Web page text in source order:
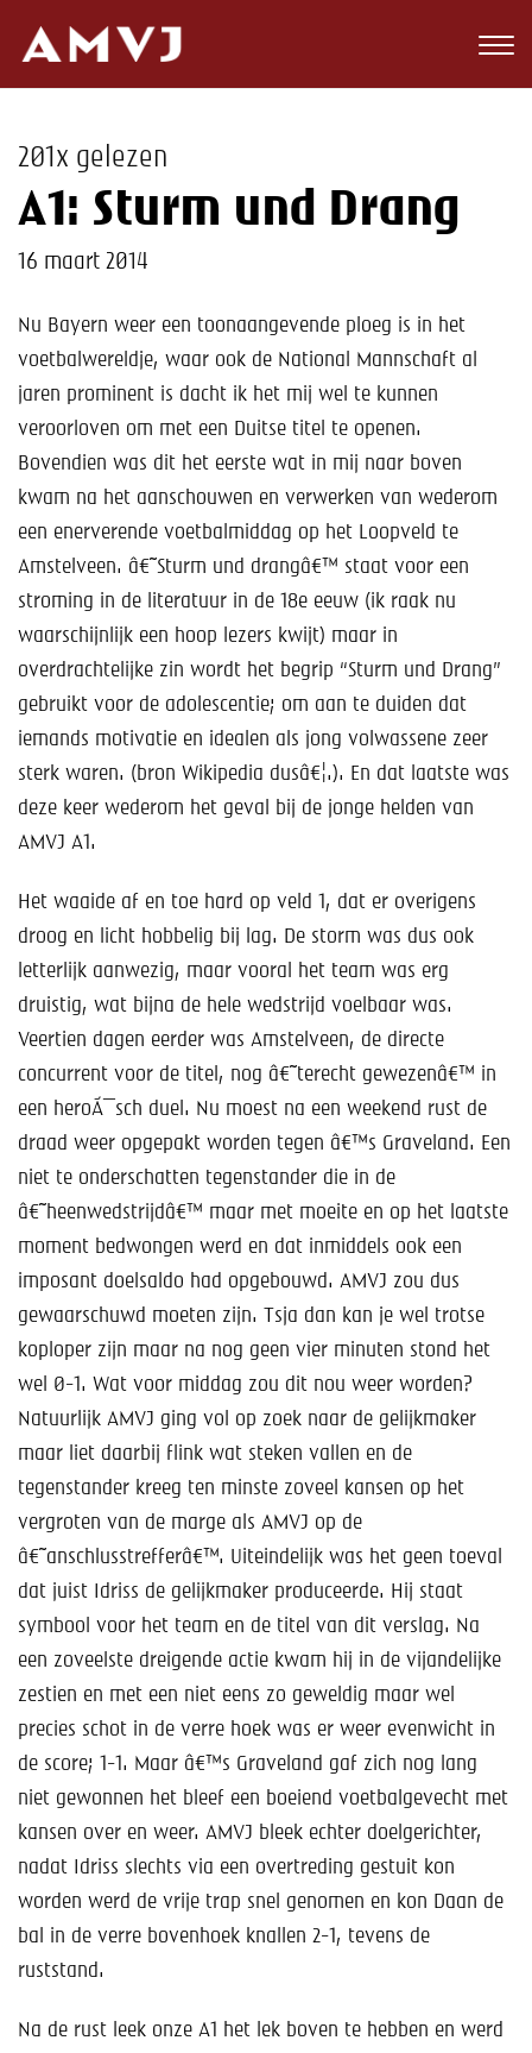
Wedstrijden
Jeugd
Toekomst
Kalender
Help mee!
Shop
Lid worden
Contact
201x gelezen
A1: Sturm und Drang
16 maart 2014
Nu Bayern weer een toonaangevende ploeg is in het
voetbalwereldje, waar ook de National Mannschaft al
jaren prominent is dacht ik het mij wel te kunnen
veroorloven om met een Duitse titel te openen.
Bovendien was dit het eerste wat in mij naar boven
kwam na het aanschouwen en verwerken van wederom
een enerverende voetbalmiddag op het Loopveld te
Amstelveen. â€˜Sturm und drangâ€™ staat voor een
stroming in de literatuur in de 18e eeuw (ik raak nu
waarschijnlijk een hoop lezers kwijt) maar in
overdrachtelijke zin wordt het begrip “Sturm und Drang”
gebruikt voor de adolescentie; om aan te duiden dat
iemands motivatie en idealen als jong volwassene zeer
sterk waren. (bron Wikipedia dusâ€¦.). En dat laatste was
deze keer wederom het geval bij de jonge helden van
AMVJ A1.
Het waaide af en toe hard op veld 1, dat er overigens
droog en licht hobbelig bij lag. De storm was dus ook
letterlijk aanwezig, maar vooral het team was erg
druistig, wat bijna de hele wedstrijd voelbaar was.
Veertien dagen eerder was Amstelveen, de directe
concurrent voor de titel, nog â€˜terecht gewezenâ€™ in
een heroÃ¯sch duel. Nu moest na een weekend rust de
draad weer opgepakt worden tegen â€™s Graveland. Een
niet te onderschatten tegenstander die in de
â€˜heenwedstrijdâ€™ maar met moeite en op het laatste
moment bedwongen werd en dat inmiddels ook een
imposant doelsaldo had opgebouwd. AMVJ zou dus
gewaarschuwd moeten zijn. Tsja dan kan je wel trotse
koploper zijn maar na nog geen vier minuten stond het
wel 0-1. Wat voor middag zou dit nou weer worden?
Natuurlijk AMVJ ging vol op zoek naar de gelijkmaker
maar liet daarbij flink wat steken vallen en de
tegenstander kreeg ten minste zoveel kansen op het
vergroten van de marge als AMVJ op de
â€˜anschlusstrefferâ€™. Uiteindelijk was het geen toeval
dat juist Idriss de gelijkmaker produceerde. Hij staat
symbool voor het team en de titel van dit verslag. Na
een zoveelste dreigende actie kwam hij in de vijandelijke
zestien en met een niet eens zo geweldig maar wel
precies schot in de verre hoek was er weer evenwicht in
de score; 1-1. Maar â€™s Graveland gaf zich nog lang
niet gewonnen het bleef een boeiend voetbalgevecht met
kansen over en weer. AMVJ bleek echter doelgerichter,
nadat Idriss slechts via een overtreding gestuit kon
worden werd de vrije trap snel genomen en kon Daan de
bal in de verre bovenhoek knallen 2-1, tevens de
ruststand.
Na de rust leek onze A1 het lek boven te hebben en werd